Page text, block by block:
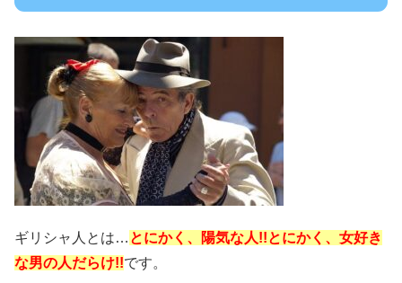
ギリシャ人とは… とにかく、陽気な人!!とにかく、女好き
な男の人だらけ!!です。